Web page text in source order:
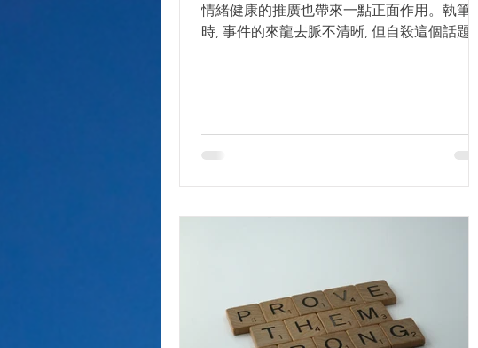
情緒健康的推廣也帶來一點正面作用。執筆之
時, 事件的來龍去脈不清晰, 但自殺這個話題還